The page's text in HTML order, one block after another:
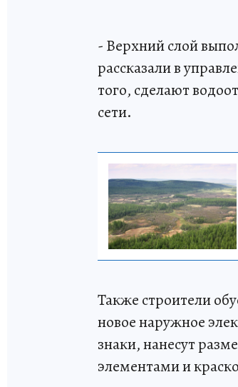
- Верхний слой
рассказали в
того, сделают
сети.
Также строители
новое наружное
знаки, нанесут
элементами и